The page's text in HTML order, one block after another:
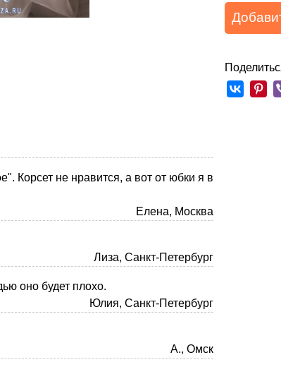
Корсет не нравится, а вот от юбки я в
Елена, Москва
Лиза, Санкт-Петербург
оно будет плохо.
Юлия, Санкт-Петербург
А., Омск